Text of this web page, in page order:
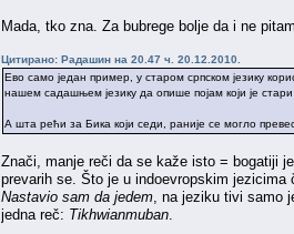
Mada, tko zna. Za bubrege bolje da i ne
Цитирано: Радашин на 20.47 ч. 20.12.2010.
Ево само један пример, у старом српском језику
нашем садашњем језику да опише појам који је стари
А шта рећи за Бика који седи, раније се могло
Znači, manje reči da se kaže isto = bogatiji
prevarih se. Što je u indoevropskim
Nastavio sam da jedem , na jeziku tivi samo
jedna reč: Tikhwianmuban